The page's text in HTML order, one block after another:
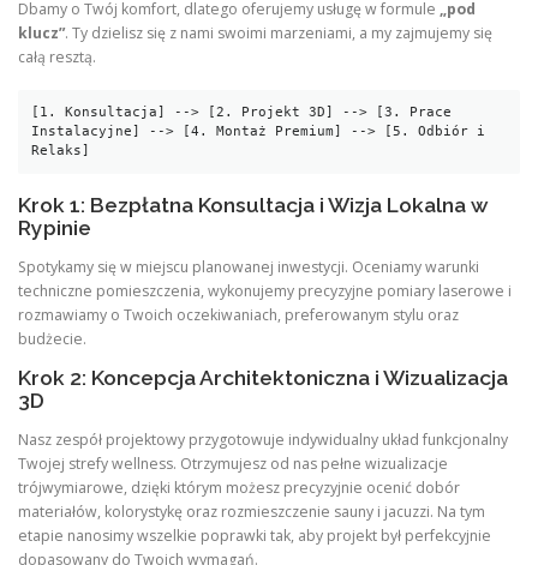
Dbamy o Twój komfort, dlatego oferujemy usługę w formule „pod
klucz”. Ty dzielisz się z nami swoimi marzeniami, a my zajmujemy się
całą resztą.
[1. Konsultacja] --> [2. Projekt 3D] --> [3. Prace
Instalacyjne] --> [4. Montaż Premium] --> [5. Odbiór i
Krok 1: Bezpłatna Konsultacja i Wizja Lokalna w
Rypinie
Spotykamy się w miejscu planowanej inwestycji. Oceniamy warunki
techniczne pomieszczenia, wykonujemy precyzyjne pomiary laserowe i
rozmawiamy o Twoich oczekiwaniach, preferowanym stylu oraz
budżecie.
Krok 2: Koncepcja Architektoniczna i Wizualizacja
3D
Nasz zespół projektowy przygotowuje indywidualny układ funkcjonalny
Twojej strefy wellness. Otrzymujesz od nas pełne wizualizacje
trójwymiarowe, dzięki którym możesz precyzyjnie ocenić dobór
materiałów, kolorystykę oraz rozmieszczenie sauny i jacuzzi. Na tym
etapie nanosimy wszelkie poprawki tak, aby projekt był perfekcyjnie
dopasowany do Twoich wymagań.